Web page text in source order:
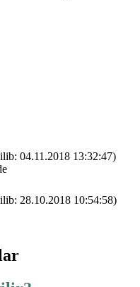
04.11.2018 13:32:47)
28.10.2018 10:54:58)